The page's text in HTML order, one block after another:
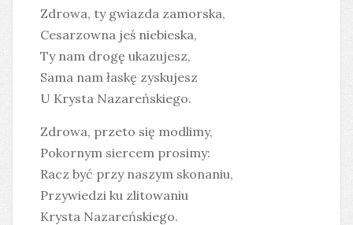
Zdrowa, ty gwiazda zamorska,
Cesarzowna jeś niebieska,
Ty nam drogę ukazujesz,
Sama nam łaskę zyskujesz
U Krysta Nazareńskiego.
Zdrowa, przeto się modlimy,
Pokornym siercem prosimy:
Racz być przy naszym skonaniu,
Przywiedzi ku zlitowaniu
Krysta Nazareńskiego.